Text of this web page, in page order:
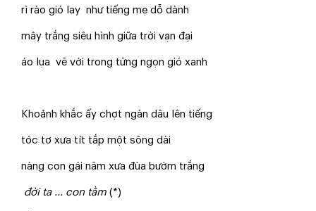
rì rào gió lay như tiếng mẹ dỗ dành
mây trắng siêu hình giữa trời vạn đại
áo lụa vẽ vời trong từng ngọn gió xanh
Khoảnh khắc ấy chợt ngàn dâu lên tiếng
tóc tơ xưa tít tắp một sông dài
nàng con gái năm xưa đùa bướm trắng
đời ta ... con tằm (*)